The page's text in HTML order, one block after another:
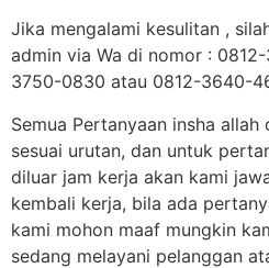
Jika mengalami kesulitan ,
admin via Wa di nomor :
3750-0830 atau 0812-3640-
Semua Pertanyaan insha
sesuai urutan, dan untuk
diluar jam kerja akan kami
kembali kerja, bila ada
kami mohon maaf mungkin
sedang melayani pelanggan